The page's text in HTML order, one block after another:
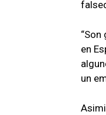
en
un